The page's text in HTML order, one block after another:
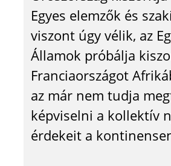
Egyes elemzők és
viszont úgy vélik, az
Államok próbálja
Franciaországot
az már nem tudja
képviselni a kollektív
érdekeit a